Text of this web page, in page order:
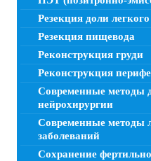
Резекция доли легкого
Резекция пищевода
Реконструкция груди
Реконструкция
Современные методы
нейрохирургии
Современные методы
заболеваний
Сохранение